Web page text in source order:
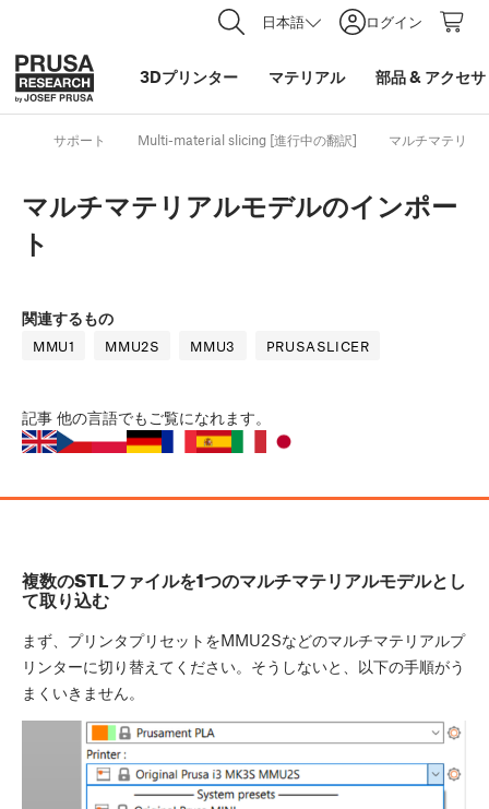
日本語 ログイン
3Dプリンター マテリアル 部品& アクセ
サポート Multi-material slicing [進行中の翻訳] マルチマテリア
マルチマテリアルモデルのインポー
ト
関連するもの
MMU1 MMU2S MMU3 PRUSASLICER
記事 他の言語でもご覧になれます。
複数のSTLファイルを1つのマルチマテリアルモデルとし
て取り込む
まず、プリンタプリセットをMMU2Sなどのマルチマテリアルプ
リンターに切り替えてください。そうしないと、以下の手順がう
まくいきません。